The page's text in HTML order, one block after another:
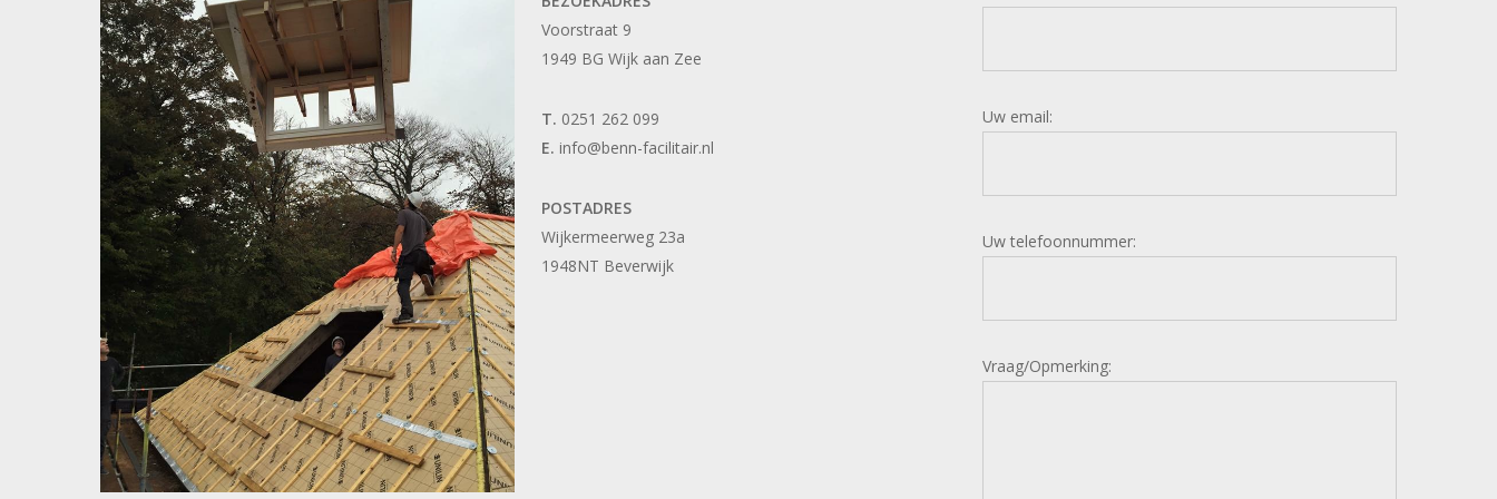
Voorstraat 9
1949 BG Wijk aan Zee
T. 0251 262 099
E. info@benn-facilitair.nl
POSTADRES
Wijkermeerweg 23a
1948NT Beverwijk
Uw email:
Uw telefoonnummer:
Vraag/Opmerking: